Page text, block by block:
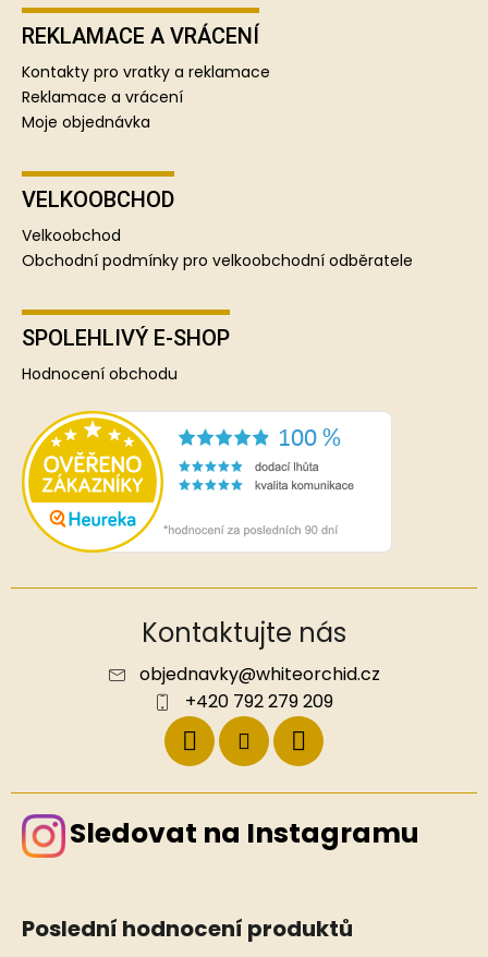
REKLAMACE A VRÁCENÍ
Kontakty pro vratky a reklamace
Reklamace a vrácení
Moje objednávka
VELKOOBCHOD
Velkoobchod
Obchodní podmínky pro velkoobchodní odběratele
SPOLEHLIVÝ E-SHOP
Hodnocení obchodu
Kontaktujte nás
objednavky@whiteorchid.cz
+420 792 279 209
Sledovat na Instagramu
Poslední hodnocení produktů